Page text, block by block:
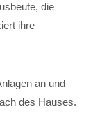
die
ihre
an und
des Hauses.